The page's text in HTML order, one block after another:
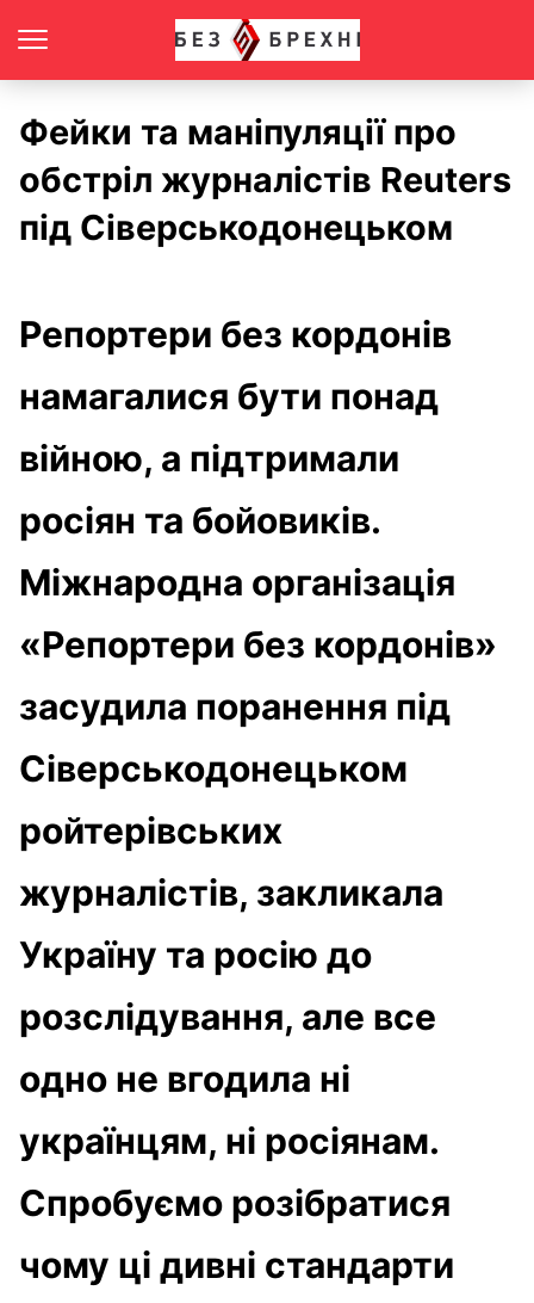
Фейки та маніпуляції про
обстріл журналістів Reuters
під Сіверськодонецьком
Репортери без кордонів
намагалися бути понад
війною, а підтримали
росіян та бойовиків.
Міжнародна організація
«Репортери без кордонів»
засудила поранення під
Сіверськодонецьком
ройтерівських
журналістів, закликала
Україну та росію до
розслідування, але все
одно не вгодила ні
українцям, ні росіянам.
Спробуємо розібратися
чому ці дивні стандарти